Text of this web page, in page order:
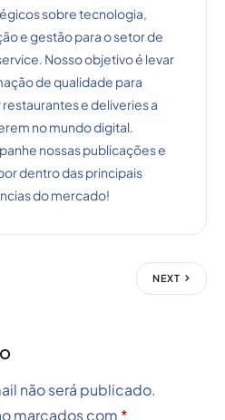
sobre tecnologia,
e gestão para o setor de
Nosso objetivo é levar
de qualidade para
restaurantes e deliveries a
no mundo digital.
nossas publicações e
dentro das principais
do mercado!
NEXT
não será publicado.
marcados com *